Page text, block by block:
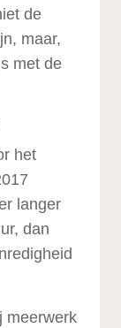
de
maar,
met de
het
langer
dan
meerwerk